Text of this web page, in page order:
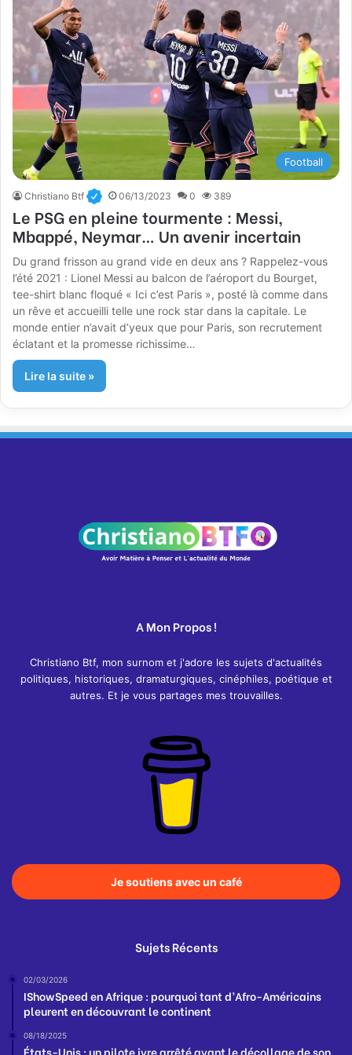
Football
Christiano Btf 06/13/2023 0 389
Le PSG en pleine tourmente : Messi,
Mbappé, Neymar… Un avenir incertain
Du grand frisson au grand vide en deux ans ? Rappelez-vous
l’été 2021 : Lionel Messi au balcon de l’aéroport du Bourget,
tee-shirt blanc floqué « Ici c’est Paris », posté là comme dans
un rêve et accueilli telle une rock star dans la capitale. Le
monde entier n’avait d’yeux que pour Paris, son recrutement
éclatant et la promesse richissime…
Lire la suite »
A Mon Propos !
Christiano Btf, mon surnom et j'adore les sujets d'actualités
politiques, historiques, dramaturgiques, cinéphiles, poétique et
autres. Et je vous partages mes trouvailles.
Je soutiens avec un café
Sujets Récents
02/03/2026
IShowSpeed en Afrique : pourquoi tant d’Afro-Américains
pleurent en découvrant le continent
08/18/2025
États-Unis : un pilote ivre arrêté avant le décollage de son